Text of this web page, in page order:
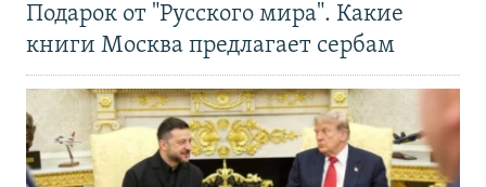
Подарок от "Русского мира". Какие
книги Москва предлагает сербам